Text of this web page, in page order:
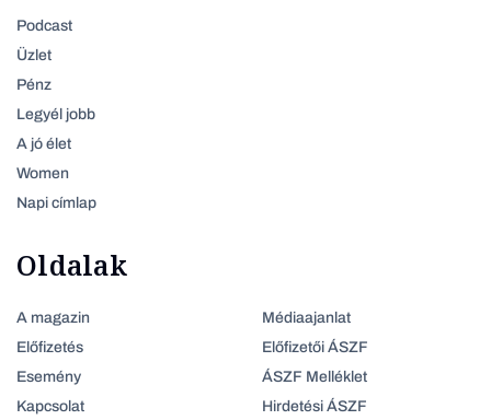
Podcast
Üzlet
Pénz
Legyél jobb
A jó élet
Women
Napi címlap
Oldalak
A magazin
Előfizetés
Esemény
Kapcsolat
Médiaajanlat
Előfizetői ÁSZF
ÁSZF Melléklet
Hirdetési ÁSZF